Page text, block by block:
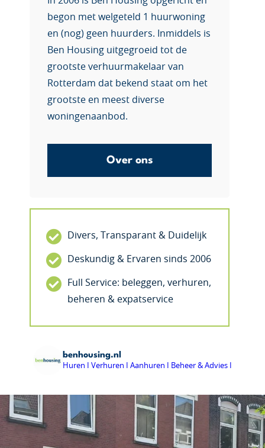
begon met welgeteld 1 huurwoning
en (nog) geen huurders. Inmiddels is
Ben Housing uitgegroeid tot de
grootste verhuurmakelaar van
Rotterdam dat bekend staat om het
grootste en meest diverse
woningenaanbod.
Over ons
Divers, Transparant & Duidelijk
Deskundig & Ervaren sinds 2006
Full Service: beleggen, verhuren,
beheren & expatservice
benhousing.nl
Huren I Verhuren I Aanhuren I Beheer & Advies I